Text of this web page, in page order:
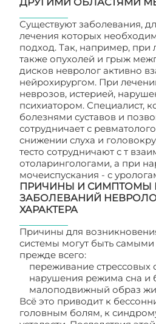
Существуют заболевания,
лечения которых
подход. Так, например, при
также опухолей и грыж
дисков невролог активно
нейрохирургом. При
неврозов, истерией,
психиатором. Специалист,
болезнями суставов и
сотрудничает с
снижении слуха и
тесто сотрудничают с т
отоларингологами, а при
мочеиспускания - с
ПРИЧИНЫ И СИМПТОМЫ
ЗАБОЛЕВАНИЙ
ХАРАКТЕРА
Причины для
системы могут быть
прежде всего:
переживание стрессовых
нарушения режима сна и
малоподвижный образ
Всё это приводит к
головным болям, к